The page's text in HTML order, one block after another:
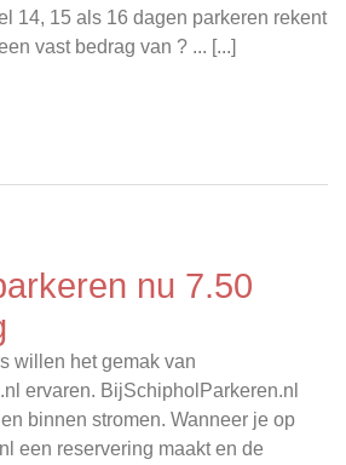
14, 15 als 16 dagen parkeren rekent
vast bedrag van ? ... [...]
nu 7.50
willen het gemak van
ervaren. BijSchipholParkeren.nl
binnen stromen. Wanneer je op
een reservering maakt en de